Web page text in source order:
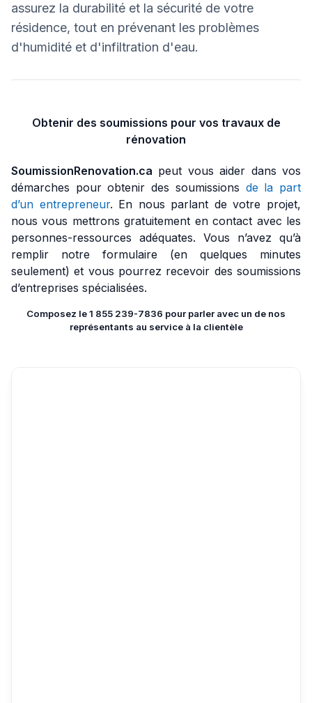
assurez la durabilité et la sécurité de votre
résidence, tout en prévenant les problèmes
d'humidité et d'infiltration d'eau.
Obtenir des soumissions pour vos travaux de
rénovation
SoumissionRenovation.ca peut vous aider dans vos
démarches pour obtenir des soumissions de la part
d’un entrepreneur. En nous parlant de votre projet,
nous vous mettrons gratuitement en contact avec les
personnes-ressources adéquates. Vous n’avez qu’à
remplir notre formulaire (en quelques minutes
seulement) et vous pourrez recevoir des soumissions
d’entreprises spécialisées.
Composez le 1 855 239-7836 pour parler avec un de nos
représentants au service à la clientèle